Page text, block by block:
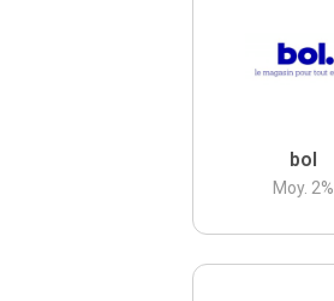
bol
Moy. 2%